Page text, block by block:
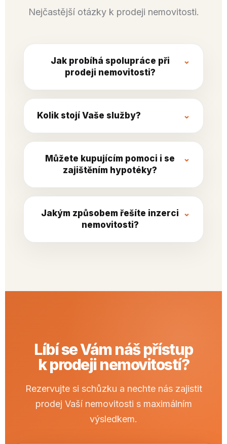
Nejčastější otázky k prodeji nemovitosti.
Jak probíhá spolupráce při
prodeji nemovitosti?
Kolik stojí Vaše služby?
Můžete kupujícím pomoci i se
zajištěním hypotéky?
Jakým způsobem řešíte inzerci
nemovitosti?
Líbí se Vám náš přístup
k prodeji nemovitostí?
Rezervujte si schůzku a nechte nás zajistit
prodej Vaší nemovitosti s maximálním
výsledkem.